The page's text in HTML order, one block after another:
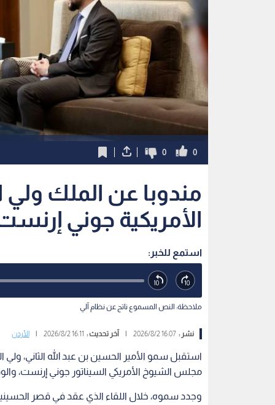
0
0
مندوبا عن الملك ولي
الأمريكية جوني
استمع للخبر:
ملاحظة: النص المسموع ناتج عن نظام آلي
نشر :16:07 2026/8/2 آخر تحديث : 16:11 2026/8/2 الأردن
استقبل سمو الأمير الحسين بن عبد الله الثاني، ولي
مجلس الشيوخ الأمريكي السيناتور جوني إرنست،
وجدد سموه، خلال اللقاء الذي عقد في قصر